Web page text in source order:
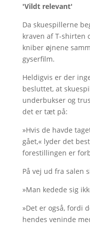
'Vildt relevant'
Da skuespillerne
kraven af T-shirten
kniber øjnene
gyserfilm.
Heldigvis er der
besluttet, at
underbukser og
det er tæt på:
»Hvis de havde
gået,« lyder det
forestillingen er
På vej ud fra salen
»Man kedede sig
»Det er også, fordi
hendes veninde